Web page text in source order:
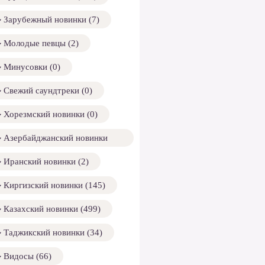
Зарубежный новинки (7)
Молодые певцы (2)
Минусовки (0)
Свежий саундтреки (0)
Хорезмский новинки (0)
Азербайджанский новинки
Иранский новинки (2)
Киргизский новинки (145)
Казахский новинки (499)
Таджикский новинки (34)
Видосы (66)